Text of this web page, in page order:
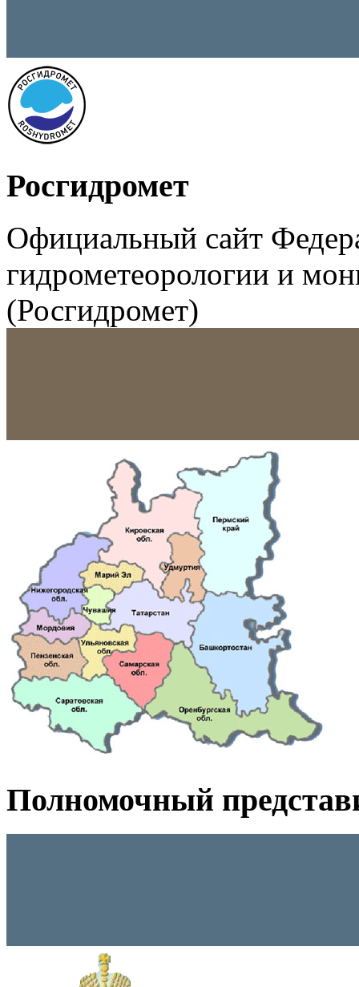
Росгидромет
Официальный сайт
гидрометеорологии и
(Росгидромет)
Полномочный